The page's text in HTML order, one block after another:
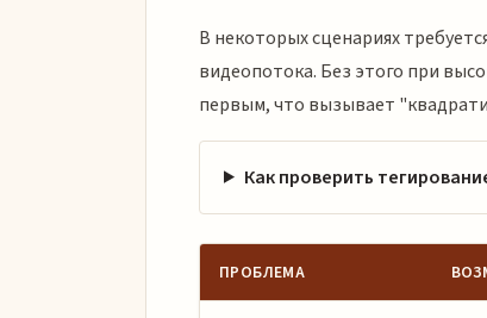
В некоторых сценариях
видеопотока. Без этого при
первым, что вызывает
Как проверить
ПРОБЛЕМА